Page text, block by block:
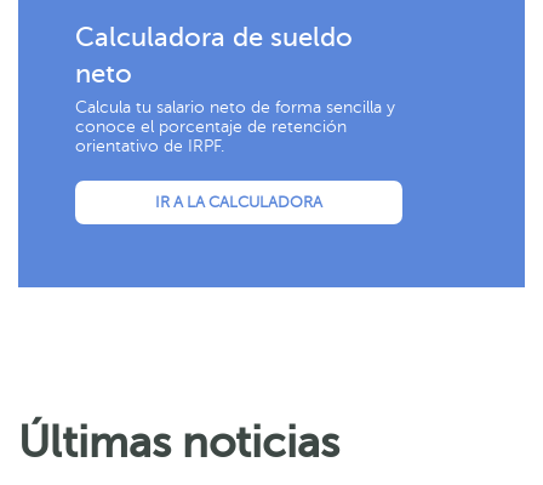
Calculadora de sueldo
neto
Calcula tu salario neto de forma sencilla y
conoce el porcentaje de retención
orientativo de IRPF.
IR A LA CALCULADORA
Últimas noticias